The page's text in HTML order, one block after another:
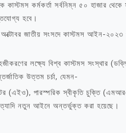
কাস্টমস কর্মকর্তা সর্বনিম্ন ৫০ হাজার
হবে।
জাতীয় সংসদে কাস্টমস আইন-
লক্ষ্যে বিশ্ব কাস্টমস সংস্থার
উত্তম চর্চা, যেমন-
(এইও), পারস্পরিক স্বীকৃতি চুক্তি
নতুন আইনে অন্তর্ভুক্ত করা হয়েছে।